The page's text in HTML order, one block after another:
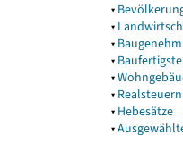
▾
▾
▾
▾
▾
▾ Realsteuern
▾ Hebesätze
▾